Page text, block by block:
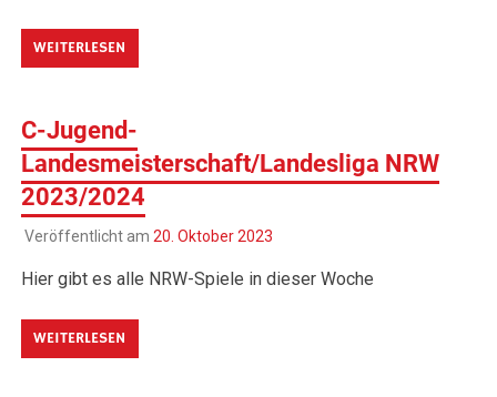
WEITERLESEN
C-Jugend-
Landesmeisterschaft/Landesliga NRW
2023/2024
Veröffentlicht am 20. Oktober 2023
Hier gibt es alle NRW-Spiele in dieser Woche
WEITERLESEN